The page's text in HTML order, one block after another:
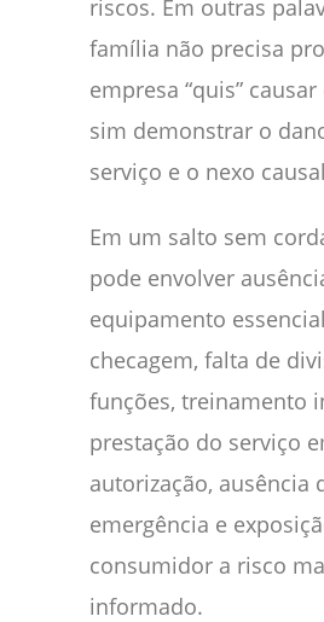
riscos. Em outras
família não precisa
empresa “quis”
sim demonstrar o
serviço e o nexo
Em um salto sem
pode envolver
equipamento
checagem, falta de
funções, treinamento
prestação do serviço
autorização, ausência
emergência e
consumidor a risco
informado.